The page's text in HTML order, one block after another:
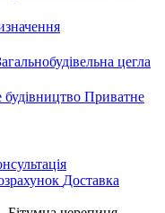
цегла
Приватне
Доставка